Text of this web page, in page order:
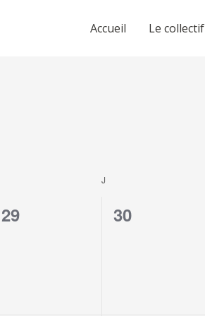
Accueil Le collectif
J
0
29
0
30